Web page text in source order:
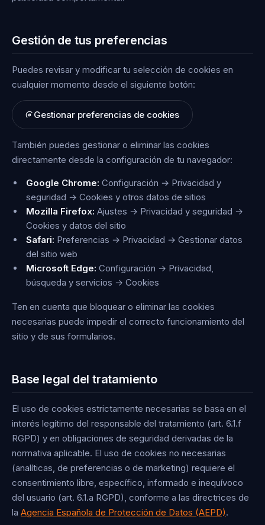
Gestión de tus preferencias
Puedes revisar y modificar tu selección de cookies en
cualquier momento desde el siguiente botón:
Gestionar preferencias de cookies
También puedes gestionar o eliminar las cookies
directamente desde la configuración de tu navegador:
Google Chrome: Configuración → Privacidad y
seguridad → Cookies y otros datos de sitios
Mozilla Firefox: Ajustes → Privacidad y seguridad →
Cookies y datos del sitio
Safari: Preferencias → Privacidad → Gestionar datos
del sitio web
Microsoft Edge: Configuración → Privacidad,
búsqueda y servicios → Cookies
Ten en cuenta que bloquear o eliminar las cookies
necesarias puede impedir el correcto funcionamiento del
sitio y de sus formularios.
Base legal del tratamiento
El uso de cookies estrictamente necesarias se basa en el
interés legítimo del responsable del tratamiento (art. 6.1.f
RGPD) y en obligaciones de seguridad derivadas de la
normativa aplicable. El uso de cookies no necesarias
(analíticas, de preferencias o de marketing) requiere el
consentimiento libre, específico, informado e inequívoco
del usuario (art. 6.1.a RGPD), conforme a las directrices de
la Agencia Española de Protección de Datos (AEPD).